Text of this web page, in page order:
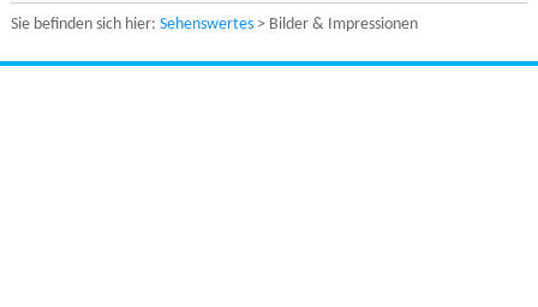
Sie befinden sich hier: Sehenswertes> Bilder & Impressionen